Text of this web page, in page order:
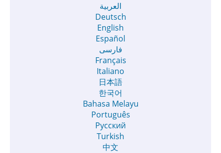
العربية
Deutsch
English
Español
فارسی
Français
Italiano
日本語
한국어
Bahasa Melayu
Português
Русский
Turkish
中文